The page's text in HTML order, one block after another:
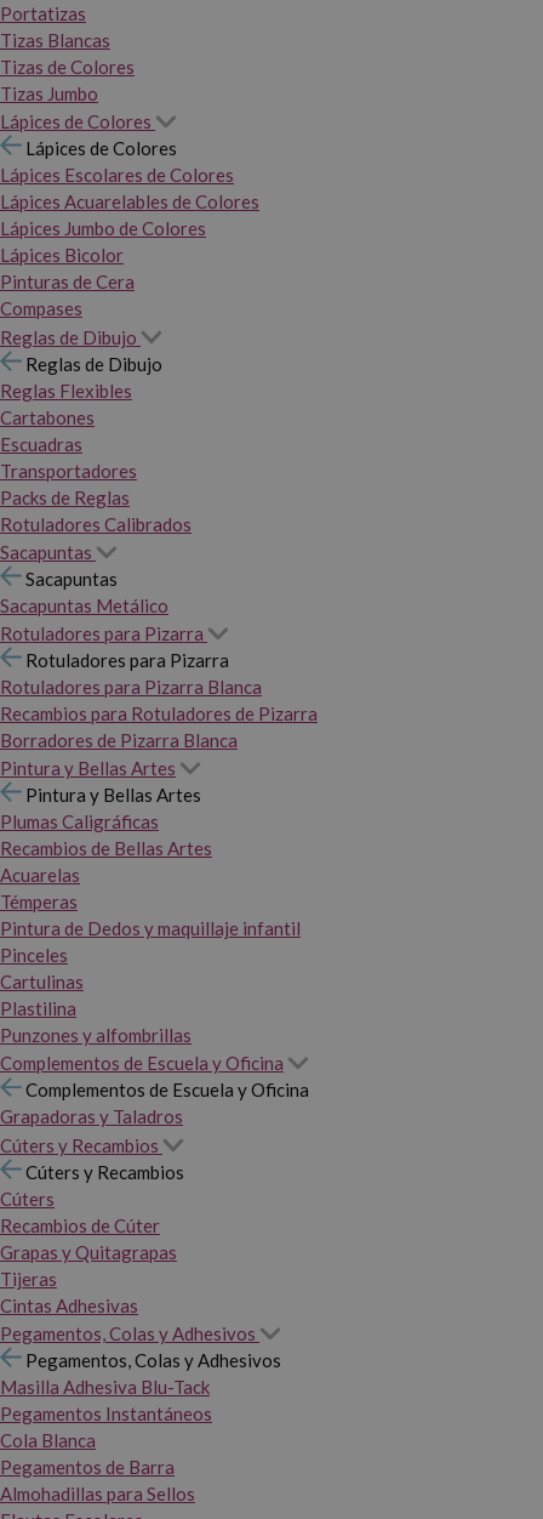
Portatizas
Tizas Blancas
Tizas de Colores
Tizas Jumbo
Lápices de Colores
Lápices de Colores
Lápices Escolares de Colores
Lápices Acuarelables de Colores
Lápices Jumbo de Colores
Lápices Bicolor
Pinturas de Cera
Compases
Reglas de Dibujo
Reglas de Dibujo
Reglas Flexibles
Cartabones
Escuadras
Transportadores
Packs de Reglas
Rotuladores Calibrados
Sacapuntas
Sacapuntas
Sacapuntas Metálico
Rotuladores para Pizarra
Rotuladores para Pizarra
Rotuladores para Pizarra Blanca
Recambios para Rotuladores de Pizarra
Borradores de Pizarra Blanca
Pintura y Bellas Artes
Pintura y Bellas Artes
Plumas Caligráficas
Recambios de Bellas Artes
Acuarelas
Témperas
Pintura de Dedos y maquillaje infantil
Pinceles
Cartulinas
Plastilina
Punzones y alfombrillas
Complementos de Escuela y Oficina
Complementos de Escuela y Oficina
Grapadoras y Taladros
Cúters y Recambios
Cúters y Recambios
Cúters
Recambios de Cúter
Grapas y Quitagrapas
Tijeras
Cintas Adhesivas
Pegamentos, Colas y Adhesivos
Pegamentos, Colas y Adhesivos
Masilla Adhesiva Blu-Tack
Pegamentos Instantáneos
Cola Blanca
Pegamentos de Barra
Almohadillas para Sellos